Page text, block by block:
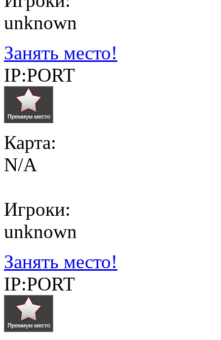
unknown
Занять место!
IP:PORT
Карта:
N/A
Игроки:
unknown
Занять место!
IP:PORT